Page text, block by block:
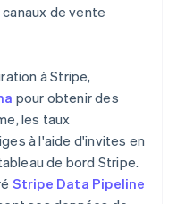
de vente
à Stripe,
pour obtenir des
les taux
à l'aide d'invites en
de bord Stripe.
Stripe Data Pipeline